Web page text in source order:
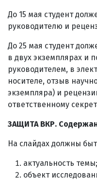
До 15 мая студент
руководителю и
До 25 мая студент
в двух экземплярах и
руководителем, в
носителе, отзыв
экземпляра) и
ответственному
ЗАЩИТА ВКР.
На слайдах должны
актуальность темы;
объект